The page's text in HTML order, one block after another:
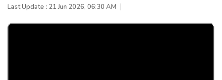
Last Update : 21 Jun 2026, 06:30 AM